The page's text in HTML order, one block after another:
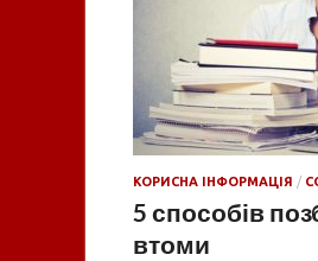
КОРИСНА ІНФОРМАЦІЯ /
5 способів
втоми